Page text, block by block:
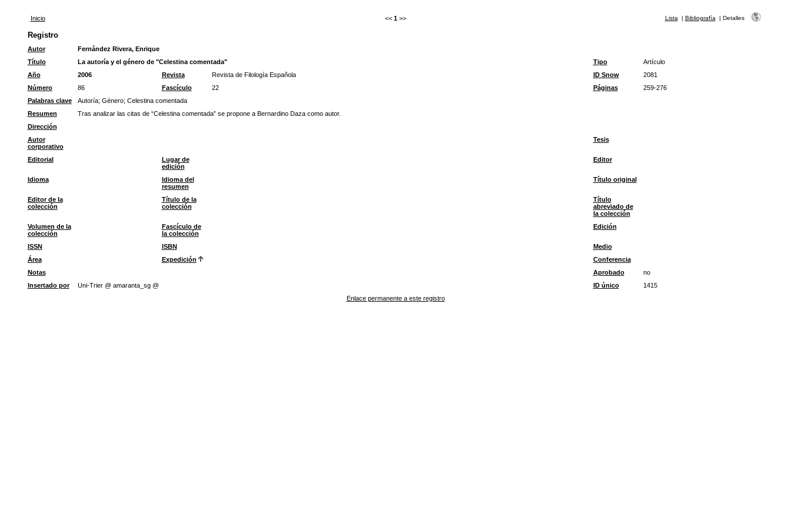
Inicio << 1 >> Lista | Bibliografía | Detalles
Registro
Autor
Fernández Rivera, Enrique
Título
La autoría y el género de "Celestina comentada" Tipo
Artículo
Año
2006 Revista Revista de Filología Española ID Snow
2081
Número
86 Fascículo 22 Páginas
259-276
Palabras clave
Autoría; Género; Celestina comentada
Resumen
Tras analizar las citas de “Celestina comentada” se propone a Bernardino Daza como autor.
Dirección
Autor
corporativo
Tesis
Editorial
Lugar de
edición
Editor
Idioma
Idioma del
resumen
Título original
Editor de la
colección
Título de la
colección
Título
abreviado de
la colección
Volumen de la
colección
Fascículo de
la colección
Edición
ISSN ISBN
Medio
Área
Expedición
Conferencia
Notas
Aprobado
no
Insertado por
Uni-Trier @ amaranta_sg @ ID único
1415
Enlace permanente a este registro